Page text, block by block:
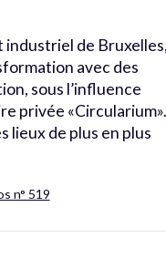
de
avec des
sous l’influence
privée «Circularium».
lieux de plus en plus
n° 519